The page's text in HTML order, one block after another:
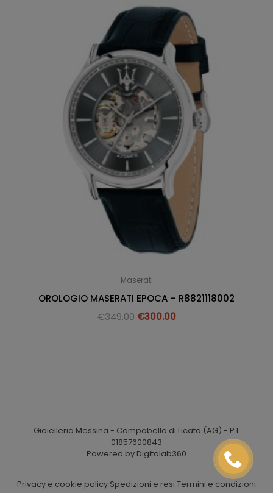
Maserati
OROLOGIO MASERATI EPOCA – R8821118002
€349.00 €300.00
Gioielleria Messina - Campobello di Licata (AG) - P.I.
01857600843
Powered by Digitalab360
Privacy e cookie policy Spedizioni e resi Termini e condizioni